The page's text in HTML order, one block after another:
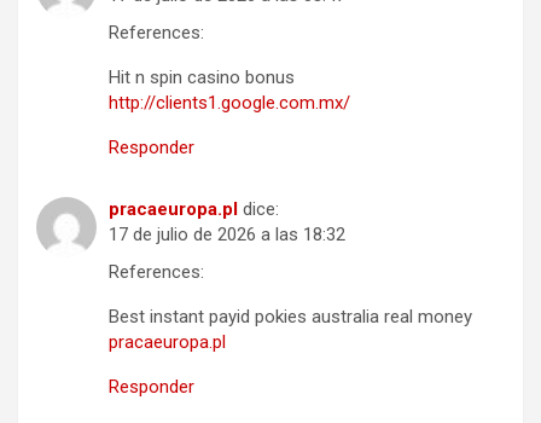
References:
Hit n spin casino bonus
http://clients1.google.com.mx/
Responder
pracaeuropa.pl dice:
17 de julio de 2026 a las 18:32
References:
Best instant payid pokies australia real money
pracaeuropa.pl
Responder